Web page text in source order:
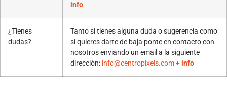
info
¿Tienes
dudas?
Tanto si tienes alguna duda o sugerencia como
si quieres darte de baja ponte en contacto con
nosotros enviando un email a la siguiente
dirección: info@centropixels.com+ info